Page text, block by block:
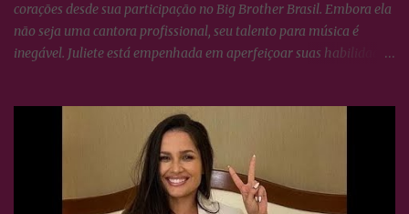
corações desde sua participação no Big Brother Brasil. Embora ela
não seja uma cantora profissional, seu talento para música é
inegável. Juliete está empenhada em aperfeiçoar suas habilidades
cantar não se resume apenas a isso. É necessário conhecer técnicas
de respiração e saber utilizá-las para potencializar a voz. Essas
habilidades estão sendo lapidadas com o tempo, e ela tem se
dedicado aulas de canto para aprimorar seu desempenho vocal.
Uma parceria surpreendente Antes de se tornar famosa, Juliete era